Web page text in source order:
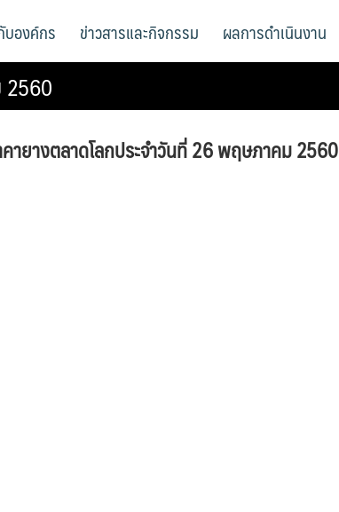
บองค์กร ข่าวสารและกิจกรรม ผลการดำเนินงาน
2560
ายางตลาดโลกประจําวันที่ 26 พฤษภาคม 2560